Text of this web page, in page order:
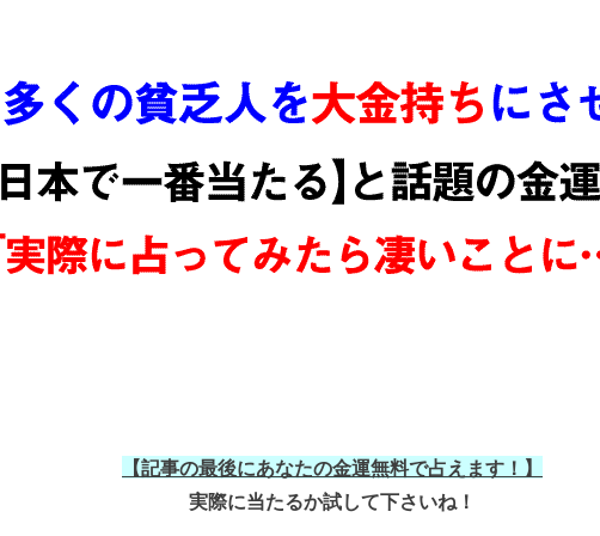
【記事の最後にあなたの金運無料で占えます！】
実際に当たるか試して下さいね！